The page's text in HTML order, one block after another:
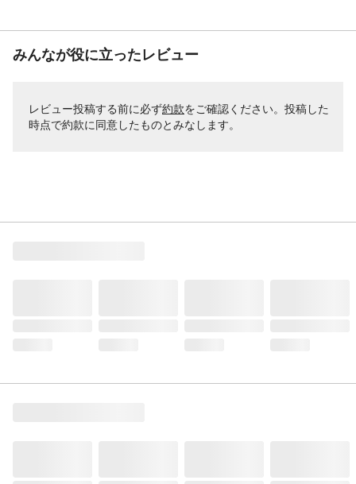
みんなが役に立ったレビュー
レビュー投稿する前に必ず約款をご確認ください。投稿した
時点で約款に同意したものとみなします。